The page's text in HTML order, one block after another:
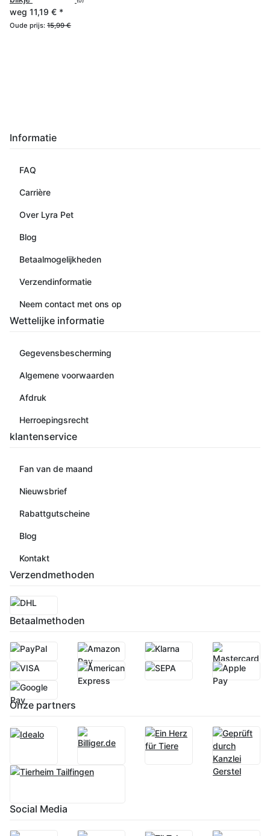
weg 11,19 € *
Oude prijs: 15,99 €
Informatie
FAQ
Carrière
Over Lyra Pet
Blog
Betaalmogelijkheden
Verzendinformatie
Neem contact met ons op
Wettelijke informatie
Gegevensbescherming
Algemene voorwaarden
Afdruk
Herroepingsrecht
klantenservice
Fan van de maand
Nieuwsbrief
Rabattgutscheine
Blog
Kontakt
Verzendmethoden
Betaalmethoden
Onze partners
Social Media